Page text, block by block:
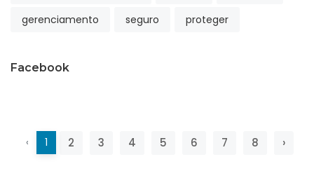
gerenciamento
seguro proteger
Facebook
‹ 1 2 3 4 5 6 7 8 ›